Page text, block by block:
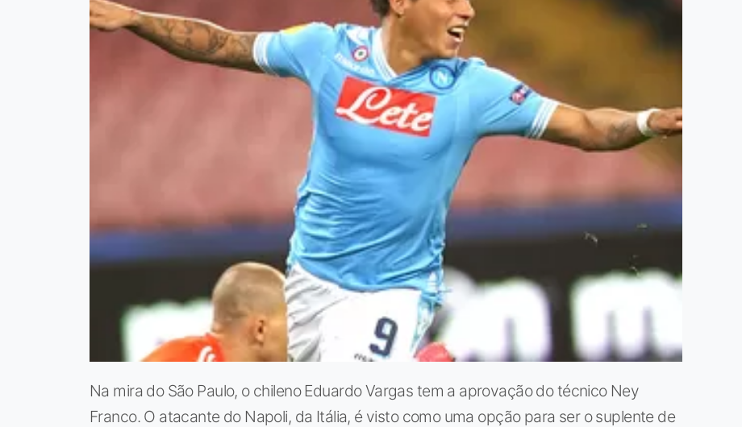
Na mira do São Paulo, o chileno Eduardo Vargas tem a aprovação do técnico Ney
Franco. O atacante do Napoli, da Itália, é visto como uma opção para ser o suplente de